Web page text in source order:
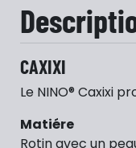
CAXIXI
Le NINO® Caxixi
Matiére
Rotin avec un